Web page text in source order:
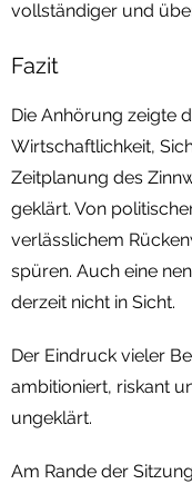
vollständiger und
Fazit
Die Anhörung zeigte
Wirtschaftlichkeit,
Zeitplanung des
geklärt. Von
verlässlichem
spüren. Auch eine
derzeit nicht in Sicht.
Der Eindruck vieler
ambitioniert, riskant
ungeklärt.
Am Rande der